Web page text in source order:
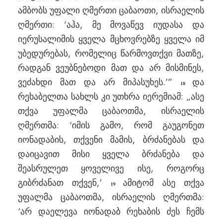
ამბობს უფალი ღმერთი ცაბაოთი, ისრაელის
ღმერთი: ‘აჰა, მე მოვაწევ იუდასა და
იერუსალიმის ყველა მცხოვრებზე ყველა იმ
უბედურებას, რომელიც წარმოვთქვი მათზე,
რადგან ვეუბნებოდი მათ და არ მისმინეს,
ვეძახდი მათ და არ მიპასუხეს.’”
18 და
რეხაბელთა სახლს კი უთხრა იერემიამ: „ასე
თქვა უფალმა ცაბაოთმა, ისრაელის
ღმერთმა: ‘იმის გამო, რომ გაუგონეთ
იონადაბის, თქვენი მამის, ბრძანებას და
დაიცავით მისი ყველა ბრძანება და
შეასრულეთ ყოველივე ისე, როგორც
გიბრძანათ თქვენ,’
19 ამიტომ ასე თქვა
უფალმა ცაბაოთმა, ისრაელის ღმერთმა:
‘არ დაელევა იონადაბ რეხაბის ძეს ჩემს